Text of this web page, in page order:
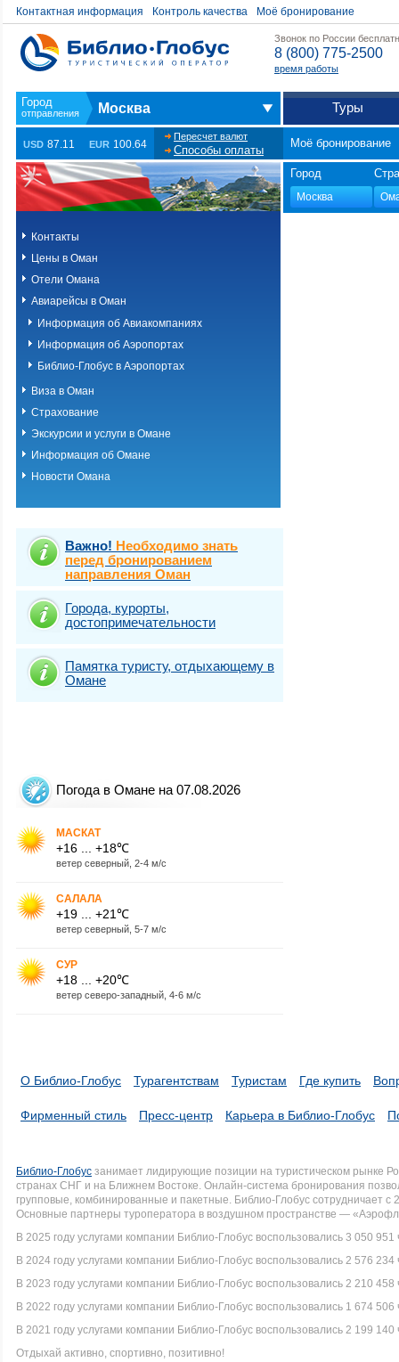
Контактная информация Контроль качества Моё бронирование
Звонок по России
8 (800) 775-2500
время работы
Москва Туры
USD 87.11 EUR 100.64
Пересчет валют
Способы оплаты
Моё бронирование
Контакты
Цены в Оман
Отели Омана
Авиарейсы в Оман
Информация об Авиакомпаниях
Информация об Аэропортах
Библио-Глобус в Аэропортах
Виза в Оман
Страхование
Экскурсии и услуги в Омане
Информация об Омане
Новости Омана
Важно! Необходимо знать
перед бронированием
направления Оман
Города, курорты,
достопримечательности
Памятка туристу, отдыхающему в
Омане
Погода в Омане на 07.08.2026
МАСКАТ
+16 ... +18℃
ветер северный, 2-4 м/с
САЛАЛА
+19 ... +21℃
ветер северный, 5-7 м/с
СУР
+18 ... +20℃
ветер северо-западный, 4-6 м/с
Город
О Библио-Глобус Турагентствам Туристам Где купить
Фирменный стиль Пресс-центр Карьера в Библио-Глобус
Библио-Глобус занимает лидирующие позиции на туристическом рынке
странах СНГ и на Ближнем Востоке. Онлайн-система бронирования
групповые, комбинированные и пакетные. Библио-Глобус сотрудничает
Основные партнеры туроператора в воздушном пространстве —
В 2025 году услугами компании Библио-Глобус воспользовались 3 050 951
В 2024 году услугами компании Библио-Глобус воспользовались 2 576 234
В 2023 году услугами компании Библио-Глобус воспользовались 2 210 458
В 2022 году услугами компании Библио-Глобус воспользовались 1 674 506
В 2021 году услугами компании Библио-Глобус воспользовались 2 199 140
Отдыхай активно, спортивно, позитивно!